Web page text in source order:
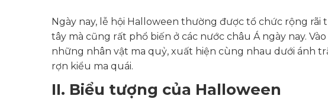
Ngày nay, lễ hội Halloween thường được tổ chức rộng
tây mà cũng rất phổ biến ở các nước châu Á ngày nay.
những nhân vật ma quỷ, xuất hiện cùng nhau dưới ánh
rợn kiểu ma quái.
II. Biểu tượng của Halloween